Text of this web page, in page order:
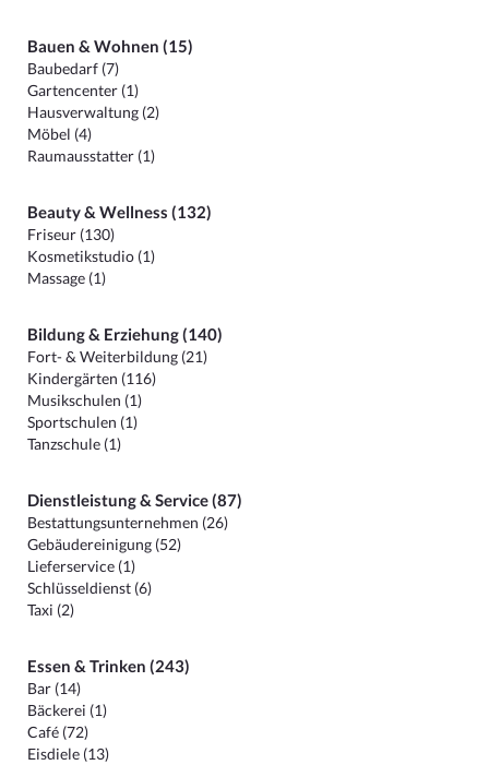
Bauen & Wohnen (15)
Baubedarf (7)
Gartencenter (1)
Hausverwaltung (2)
Möbel (4)
Raumausstatter (1)
Beauty & Wellness (132)
Friseur (130)
Kosmetikstudio (1)
Massage (1)
Bildung & Erziehung (140)
Fort- & Weiterbildung (21)
Kindergärten (116)
Musikschulen (1)
Sportschulen (1)
Tanzschule (1)
Dienstleistung & Service (87)
Bestattungsunternehmen (26)
Gebäudereinigung (52)
Lieferservice (1)
Schlüsseldienst (6)
Taxi (2)
Essen & Trinken (243)
Bar (14)
Bäckerei (1)
Café (72)
Eisdiele (13)